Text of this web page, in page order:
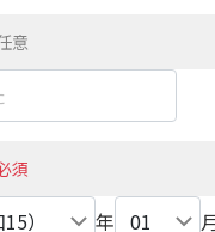
意
須
年